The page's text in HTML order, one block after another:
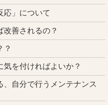
応」について
改善されるの？
？
を付ければよいか？
自分で行うメンテナンス